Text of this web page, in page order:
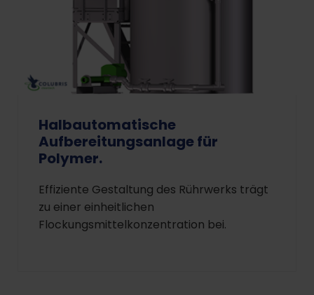
Halbautomatische
Aufbereitungsanlage für
Polymer.
Effiziente Gestaltung des Rührwerks trägt
zu einer einheitlichen
Flockungsmittelkonzentration bei.